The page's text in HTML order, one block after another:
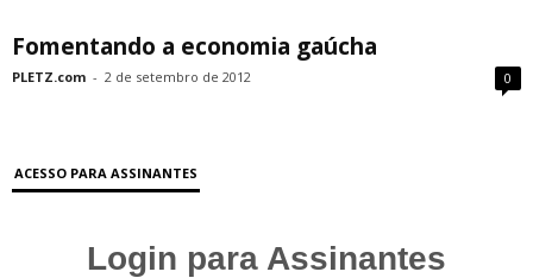
Fomentando a economia gaúcha
PLETZ.com - 2 de setembro de 2012 0
ACESSO PARA ASSINANTES
Login para Assinantes